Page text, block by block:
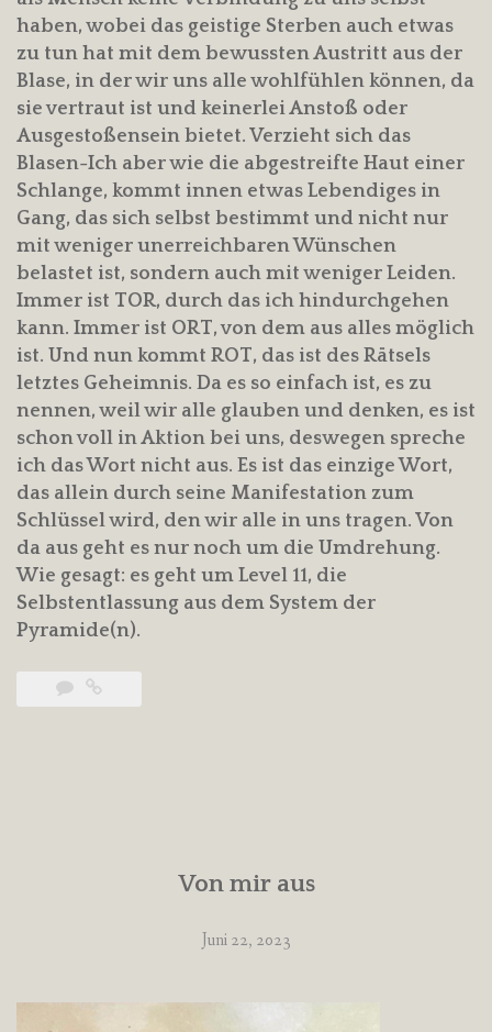
haben, wobei das geistige Sterben auch etwas
zu tun hat mit dem bewussten Austritt aus der
Blase, in der wir uns alle wohlfühlen können, da
sie vertraut ist und keinerlei Anstoß oder
Ausgestoßensein bietet. Verzieht sich das
Blasen-Ich aber wie die abgestreifte Haut einer
Schlange, kommt innen etwas Lebendiges in
Gang, das sich selbst bestimmt und nicht nur
mit weniger unerreichbaren Wünschen
belastet ist, sondern auch mit weniger Leiden.
Immer ist TOR, durch das ich hindurchgehen
kann. Immer ist ORT, von dem aus alles möglich
ist. Und nun kommt ROT, das ist des Rätsels
letztes Geheimnis. Da es so einfach ist, es zu
nennen, weil wir alle glauben und denken, es ist
schon voll in Aktion bei uns, deswegen spreche
ich das Wort nicht aus. Es ist das einzige Wort,
das allein durch seine Manifestation zum
Schlüssel wird, den wir alle in uns tragen. Von
da aus geht es nur noch um die Umdrehung.
Wie gesagt: es geht um Level 11, die
Selbstentlassung aus dem System der
Pyramide(n).
Von mir aus
Juni 22, 2023